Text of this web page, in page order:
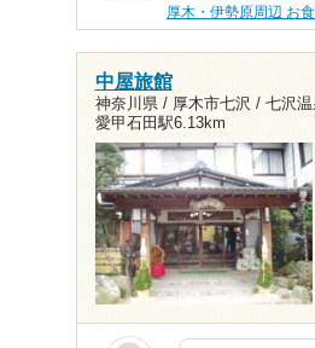
厚木・伊勢原周辺 お
中屋旅館
神奈川県 / 厚木市七沢 / 七沢
愛甲石田駅6.13km